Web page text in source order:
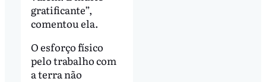
gratificante”,
comentou ela.
O esforço físico
pelo trabalho com
a terra não